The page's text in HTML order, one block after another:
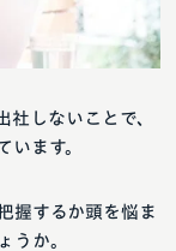
握するか頭を悩ま
うか。
しないことで、
います。